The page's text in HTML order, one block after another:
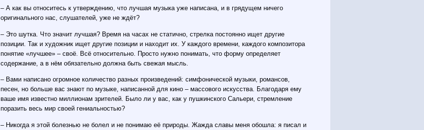
– А как вы относитесь к утверждению, что лучшая музыка уже написана, и в грядущем ничего
оригинального нас, слушателей, уже не ждёт?
– Это шутка. Что значит лучшая? Время на часах не статично, стрелка постоянно ищет другие
позиции. Так и художник ищет другие позиции и находит их. У каждого времени, каждого композитора
понятие «лучшее» – своё. Всё относительно. Просто нужно понимать, что форму определяет
содержание, а в нём обязательно должна быть свежая мысль.
– Вами написано огромное количество разных произведений: симфонической музыки, романсов,
песен, но больше вас знают по музыке, написанной для кино – массового искусства. Благодаря ему
ваше имя известно миллионам зрителей. Было ли у вас, как у пушкинского Сальери, стремление
поразить весь мир своей гениальностью?
– Никогда я этой болезнью не болел и не понимаю её природы. Жажда славы меня обошла: я писал и